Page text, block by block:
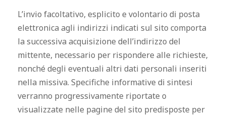
L’invio facoltativo, esplicito e volontario di posta
elettronica agli indirizzi indicati sul sito comporta
la successiva acquisizione dell’indirizzo del
mittente, necessario per rispondere alle richieste,
nonché degli eventuali altri dati personali inseriti
nella missiva. Specifiche informative di sintesi
verranno progressivamente riportate o
visualizzate nelle pagine del sito predisposte per